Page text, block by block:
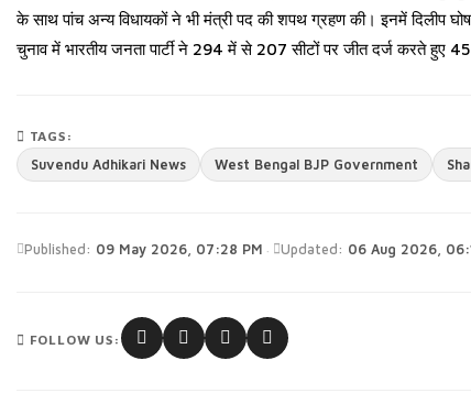
के साथ पांच अन्य विधायकों ने भी मंत्री पद की शपथ ग्रहण की। इनमें दिलीप
चुनाव में भारतीय जनता पार्टी ने 294 में से 207 सीटों पर जीत दर्ज करते हुए
TAGS:
Suvendu Adhikari News
West Bengal BJP Government
Published: 09 May 2026, 07:28 PM · Updated: 06 Aug 2026,
FOLLOW US: